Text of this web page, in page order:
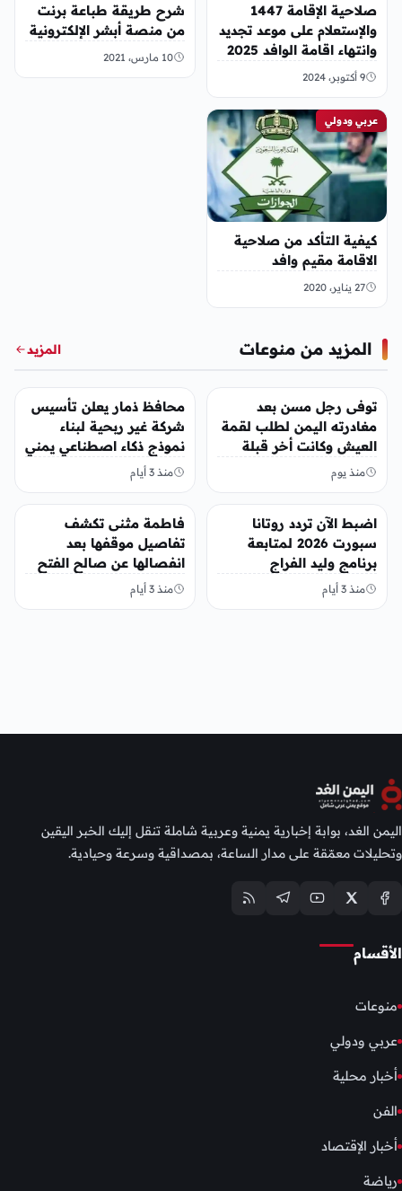
صلاحية الإقامة 1447
والإستعلام على موعد تجديد
وانتهاء اقامة الوافد 2025
9 أكتوبر، 2024
شرح طريقة طباعة برنت
من منصة أبشر الإلكترونية
10 مارس، 2021
عربي ودولي
كيفية التأكد من صلاحية
الاقامة مقيم وافد
27 يناير، 2020
المزيد من منوعات المزيد
منوعات
توفى رجل مسن بعد
مغادرته اليمن لطلب لقمة
العيش وكانت أخر قبلة
يقدمها لإبنته
منذ يوم
منوعات
محافظ ذمار يعلن تأسيس
شركة غير ربحية لبناء
نموذج ذكاء اصطناعي يمني
منذ 3 أيام
اضبط الآن تردد روتانا
سبورت 2026 لمتابعة
برنامج وليد الفراج
منذ 3 أيام
منوعات
فاطمة مثنى تكشف
تفاصيل موقفها بعد
انفصالها عن صالح الفتح
منذ 3 أيام
اليمن الغد، بوابة إخبارية يمنية وعربية شاملة تنقل إليك الخبر اليقين
وتحليلات معمّقة على مدار الساعة، بمصداقية وسرعة وحيادية.
الأقسام
منوعات
عربي ودولي
أخبار محلية
الفن
أخبار الإقتصاد
رياضة